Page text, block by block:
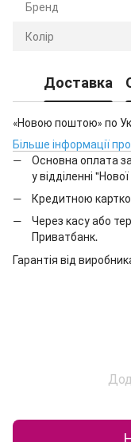
Бренд
Колір
Доставка
«Новою поштою» по
Більше інформації
Основна оплата
у відділенні
Кредитною
Через касу або
Приватбанк.
Гарантія від